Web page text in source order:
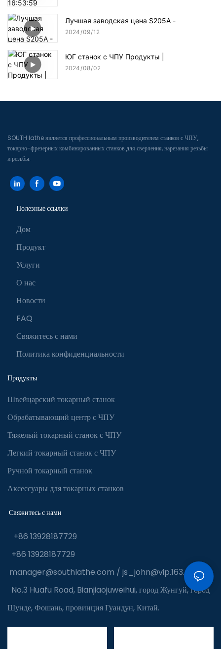
Лучшая заводская цена S205A -
2024 09 12
ЮГ станок с ЧПУ Продукты |
2024 08 02
SOUTH lathe является профессиональным производителем станков с ЧПУ,
токарно-фрезерных комбинированных станков для сверления, нарезания резьбы
и резьбы.
Полезные ссылки
Дом
Продукт
Услуги
О нас
Новости
FAQ
Свяжитесь с нами
Политика конфиденциальности
Продукты
Швейцарский токарный станок
Обрабатывающий центр с ЧПУ
Тяжелый токарный станок с ЧПУ
Легкий токарный станок с ЧПУ
Ручной токарный станок
Аксессуары для токарных станков
Свяжитесь с нами
+86 13928187729
+86 13928187729
manager@southlathe.com / js_john@vip.163.com
No.3 Huafu Road, Bianjiaojuweihui, город Жунгуй, город
Шунде, Фошань, провинция Гуандун, Китай.